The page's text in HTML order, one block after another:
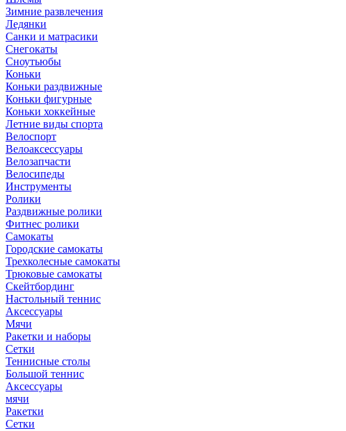
Зимние развлечения
Ледянки
Санки и матрасики
Снегокаты
Сноутьюбы
Коньки
Коньки раздвижные
Коньки фигурные
Коньки хоккейные
Летние виды спорта
Велоспорт
Велоаксессуары
Велозапчасти
Велосипеды
Инструменты
Ролики
Раздвижные ролики
Фитнес ролики
Самокаты
Городские самокаты
Трехколесные самокаты
Трюковые самокаты
Скейтбординг
Настольный теннис
Аксессуары
Мячи
Ракетки и наборы
Сетки
Теннисные столы
Большой теннис
Аксессуары
мячи
Ракетки
Сетки